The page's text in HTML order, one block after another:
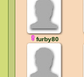
furby80